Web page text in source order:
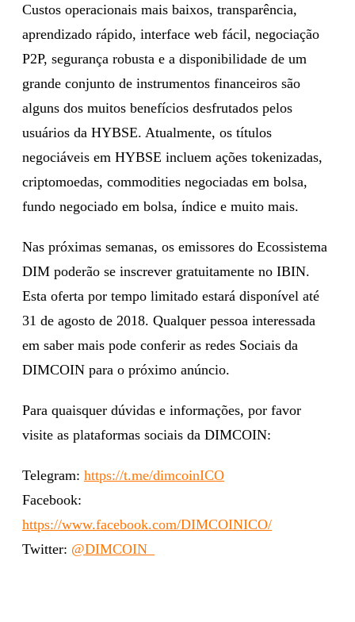
Custos operacionais mais baixos, transparência,
aprendizado rápido, interface web fácil, negociação
P2P, segurança robusta e a disponibilidade de um
grande conjunto de instrumentos financeiros são
alguns dos muitos benefícios desfrutados pelos
usuários da HYBSE. Atualmente, os títulos
negociáveis ​​em HYBSE incluem ações tokenizadas,
criptomoedas, commodities negociadas em bolsa,
fundo negociado em bolsa, índice e muito mais.
Nas próximas semanas, os emissores do Ecossistema
DIM poderão se inscrever gratuitamente no IBIN.
Esta oferta por tempo limitado estará disponível até
31 de agosto de 2018. Qualquer pessoa interessada
em saber mais pode conferir as redes Sociais da
DIMCOIN para o próximo anúncio.
Para quaisquer dúvidas e informações, por favor
visite as plataformas sociais da DIMCOIN:
Telegram: https://t.me/dimcoinICO
Facebook:
https://www.facebook.com/DIMCOINICO/
Twitter: @DIMCOIN_